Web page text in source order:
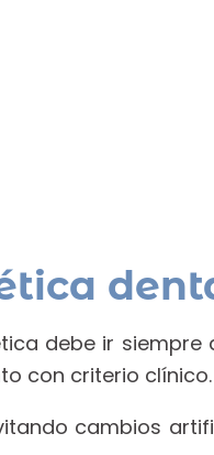
debe ir
con criterio clínico.
cambios